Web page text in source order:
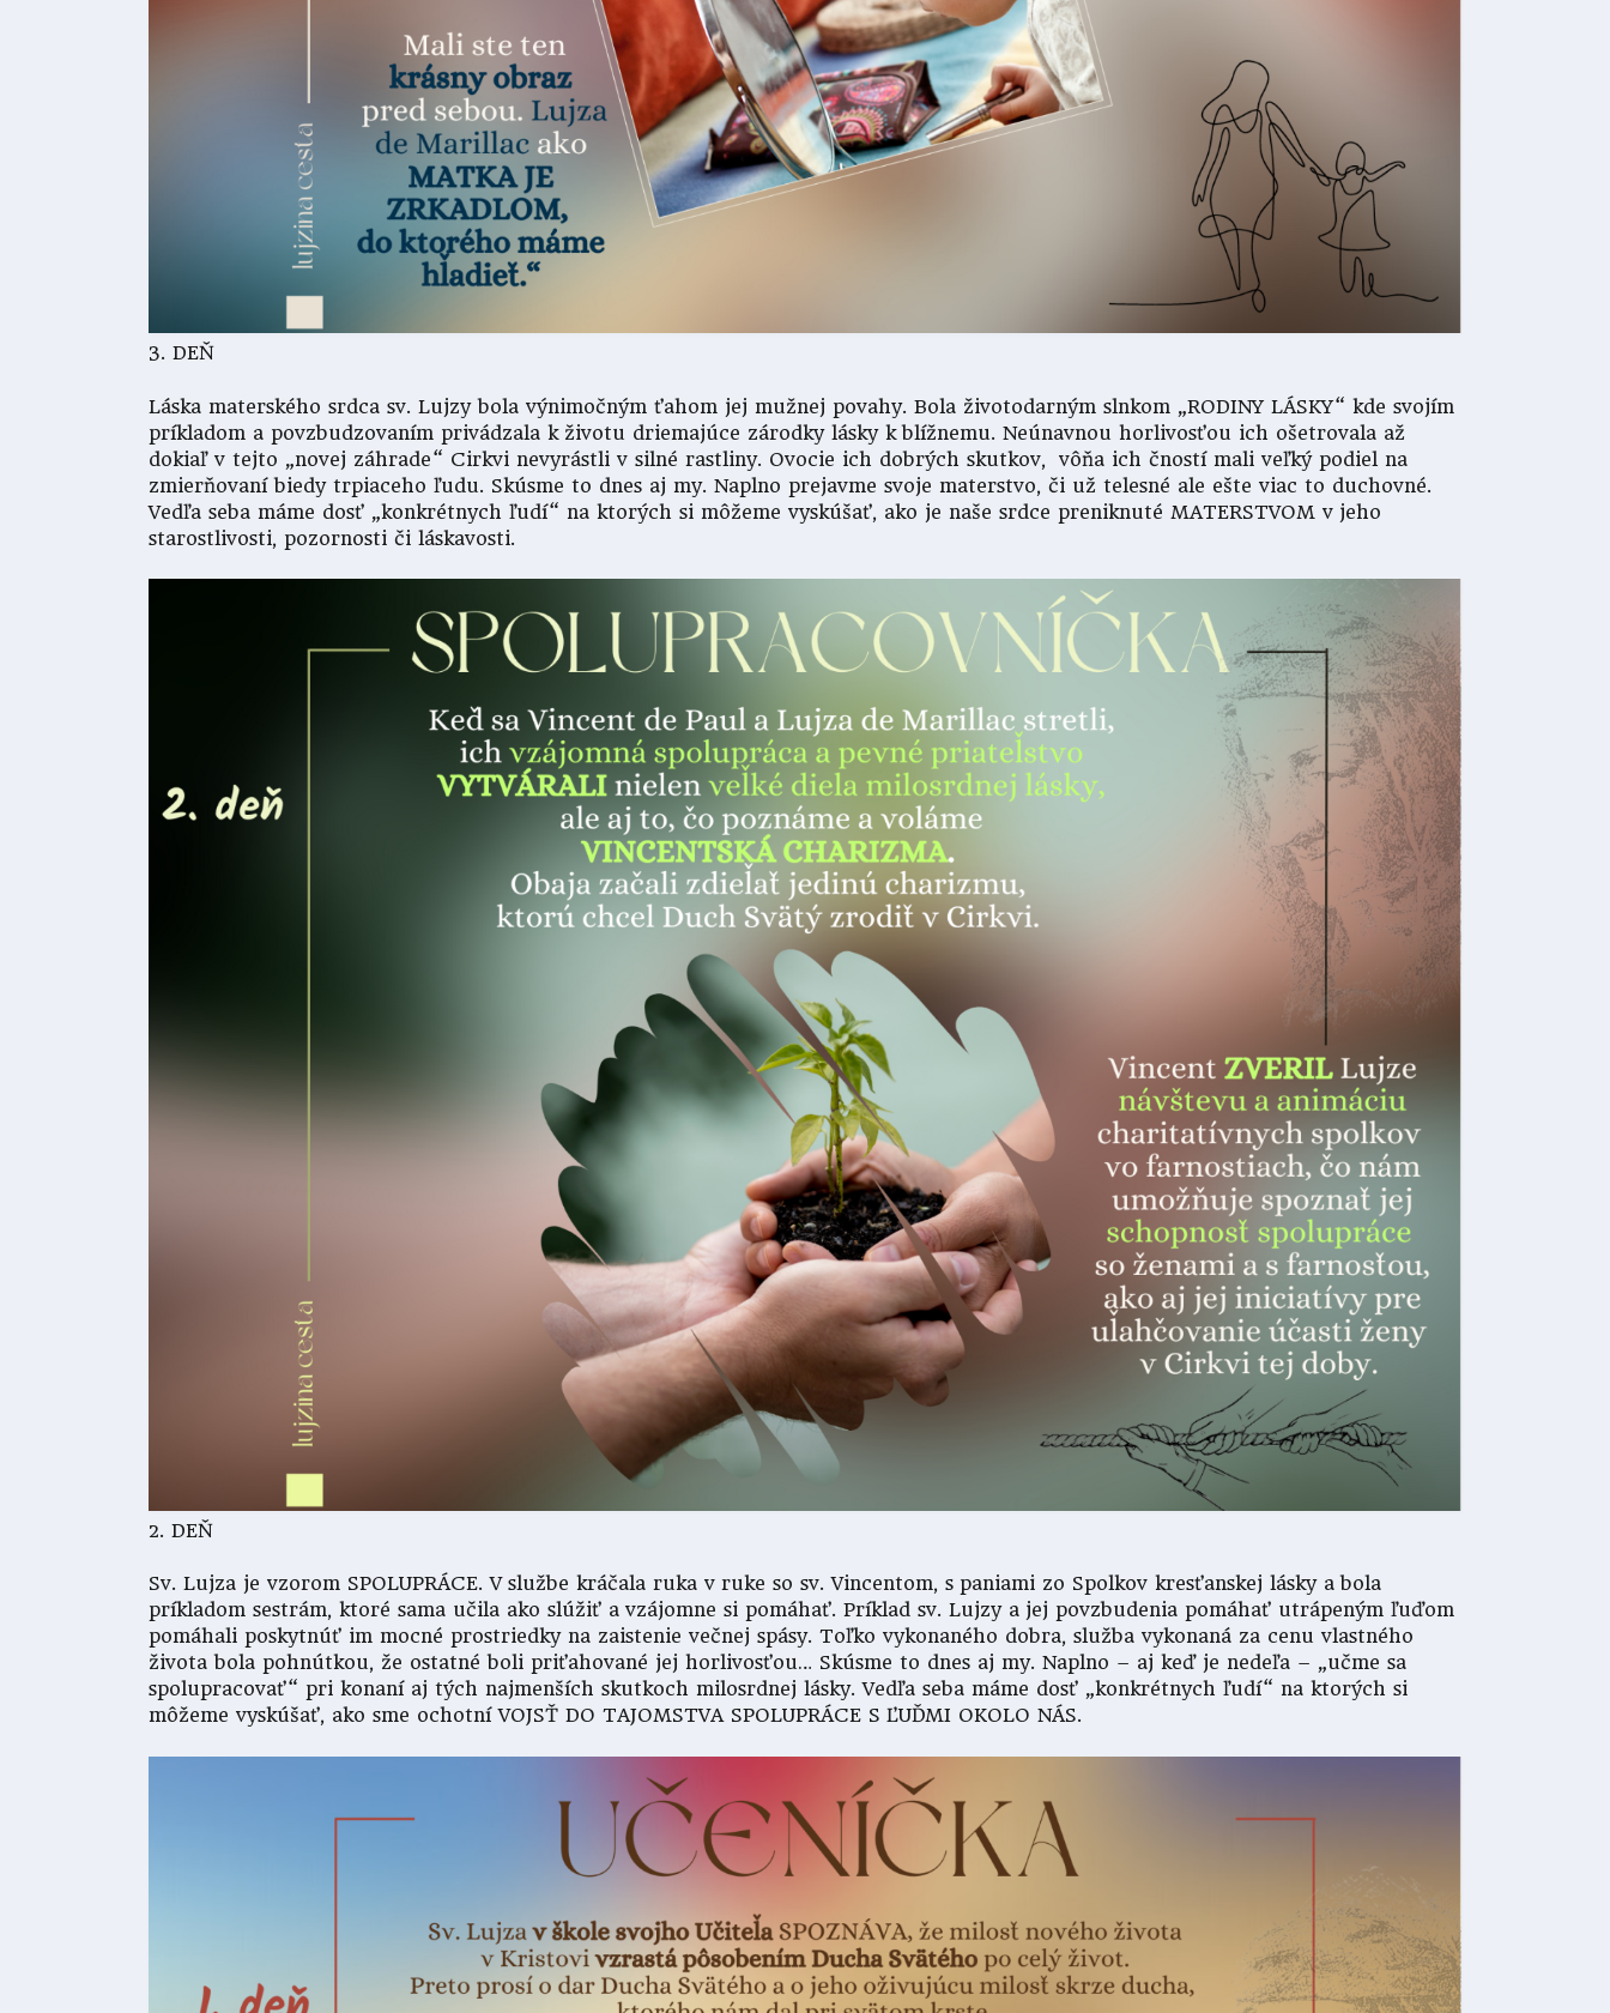
3. DEŇ
Láska materského srdca sv. Lujzy bola výnimočným ťahom jej mužnej povahy. Bola životodarným slnkom „RODINY LÁSKY“ kde svojím
príkladom a povzbudzovaním privádzala k životu driemajúce zárodky lásky k blížnemu. Neúnavnou horlivosťou ich ošetrovala až
dokiaľ v tejto „novej záhrade“ Cirkvi nevyrástli v silné rastliny. Ovocie ich dobrých skutkov, vôňa ich čností mali veľký podiel na
zmierňovaní biedy trpiaceho ľudu. Skúsme to dnes aj my. Naplno prejavme svoje materstvo, či už telesné ale ešte viac to duchovné.
Vedľa seba máme dosť „konkrétnych ľudí“ na ktorých si môžeme vyskúšať, ako je naše srdce preniknuté MATERSTVOM v jeho
starostlivosti, pozornosti či láskavosti.
2. DEŇ
Sv. Lujza je vzorom SPOLUPRÁCE. V službe kráčala ruka v ruke so sv. Vincentom, s paniami zo Spolkov kresťanskej lásky a bola
príkladom sestrám, ktoré sama učila ako slúžiť a vzájomne si pomáhať. Príklad sv. Lujzy a jej povzbudenia pomáhať utrápeným ľuďom
pomáhali poskytnúť im mocné prostriedky na zaistenie večnej spásy. Toľko vykonaného dobra, služba vykonaná za cenu vlastného
života bola pohnútkou, že ostatné boli priťahované jej horlivosťou… Skúsme to dnes aj my. Naplno – aj keď je nedeľa – „učme sa
spolupracovať“ pri konaní aj tých najmenších skutkoch milosrdnej lásky. Vedľa seba máme dosť „konkrétnych ľudí“ na ktorých si
môžeme vyskúšať, ako sme ochotní VOJSŤ DO TAJOMSTVA SPOLUPRÁCE S ĽUĎMI OKOLO NÁS.